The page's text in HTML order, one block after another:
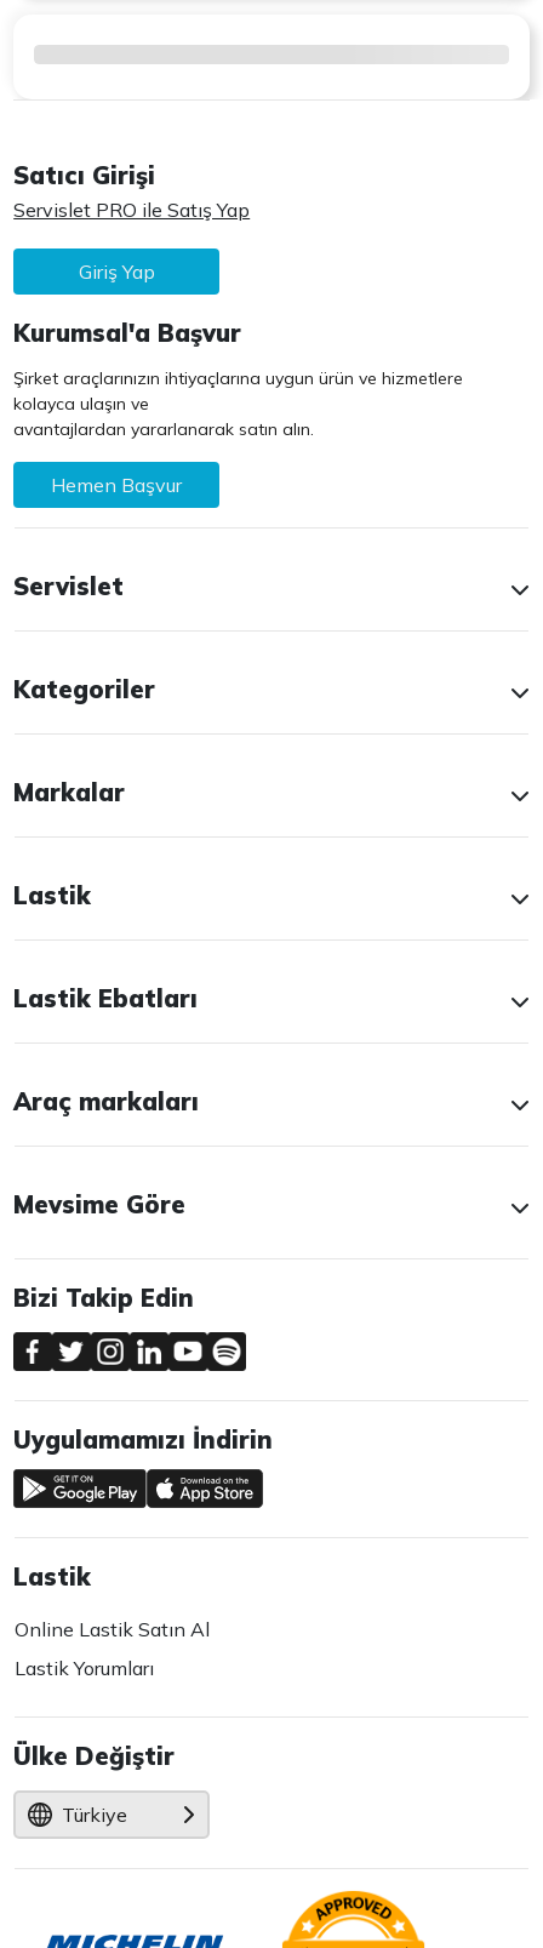
Satıcı Girişi
Servislet PRO ile Satış Yap
Giriş Yap
Kurumsal'a Başvur
Şirket araçlarınızın ihtiyaçlarına uygun ürün ve hizmetlere
kolayca ulaşın ve
avantajlardan yararlanarak satın alın.
Hemen Başvur
Servislet
Kategoriler
Markalar
Lastik
Lastik Ebatları
Araç markaları
Mevsime Göre
Bizi Takip Edin
Uygulamamızı İndirin
Lastik
Online Lastik Satın Al
Lastik Yorumları
Ülke Değiştir
Türkiye